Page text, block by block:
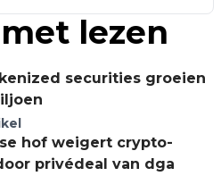
lezen
securities groeien
hof weigert crypto-
privédeal van dga